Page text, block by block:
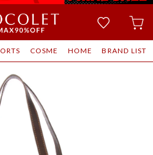
COSME HOME BRAND LIST